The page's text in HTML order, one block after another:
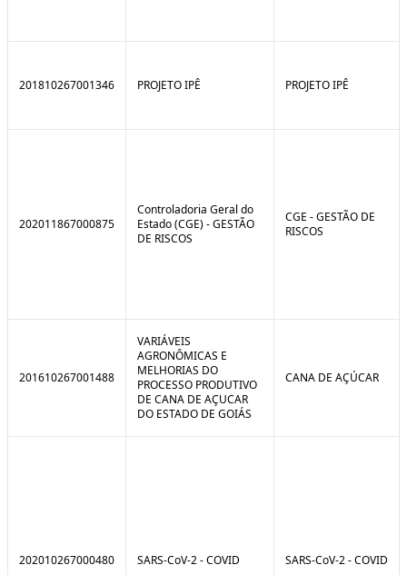
201810267001346 PROJETO IPÊ PROJETO IPÊ
202011867000875
Controladoria Geral do
Estado (CGE) - GESTÃO
DE RISCOS
CGE - GESTÃO DE
RISCOS
201610267001488
VARIÁVEIS
AGRONÔMICAS E
MELHORIAS DO
PROCESSO PRODUTIVO
DE CANA DE AÇUCAR
DO ESTADO DE GOIÁS
CANA DE AÇÚCAR
202010267000480 SARS-CoV-2 - COVID SARS-CoV-2 - COVID